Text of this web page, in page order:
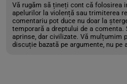
Vă rugăm să țineți cont că folosirea
apelurilor la violență sau trimiterea
comentariu pot duce nu doar la
temporară a dreptului de a
aprinse, dar civilizate. Vă mulțumim
discuție bazată pe argumente, nu pe